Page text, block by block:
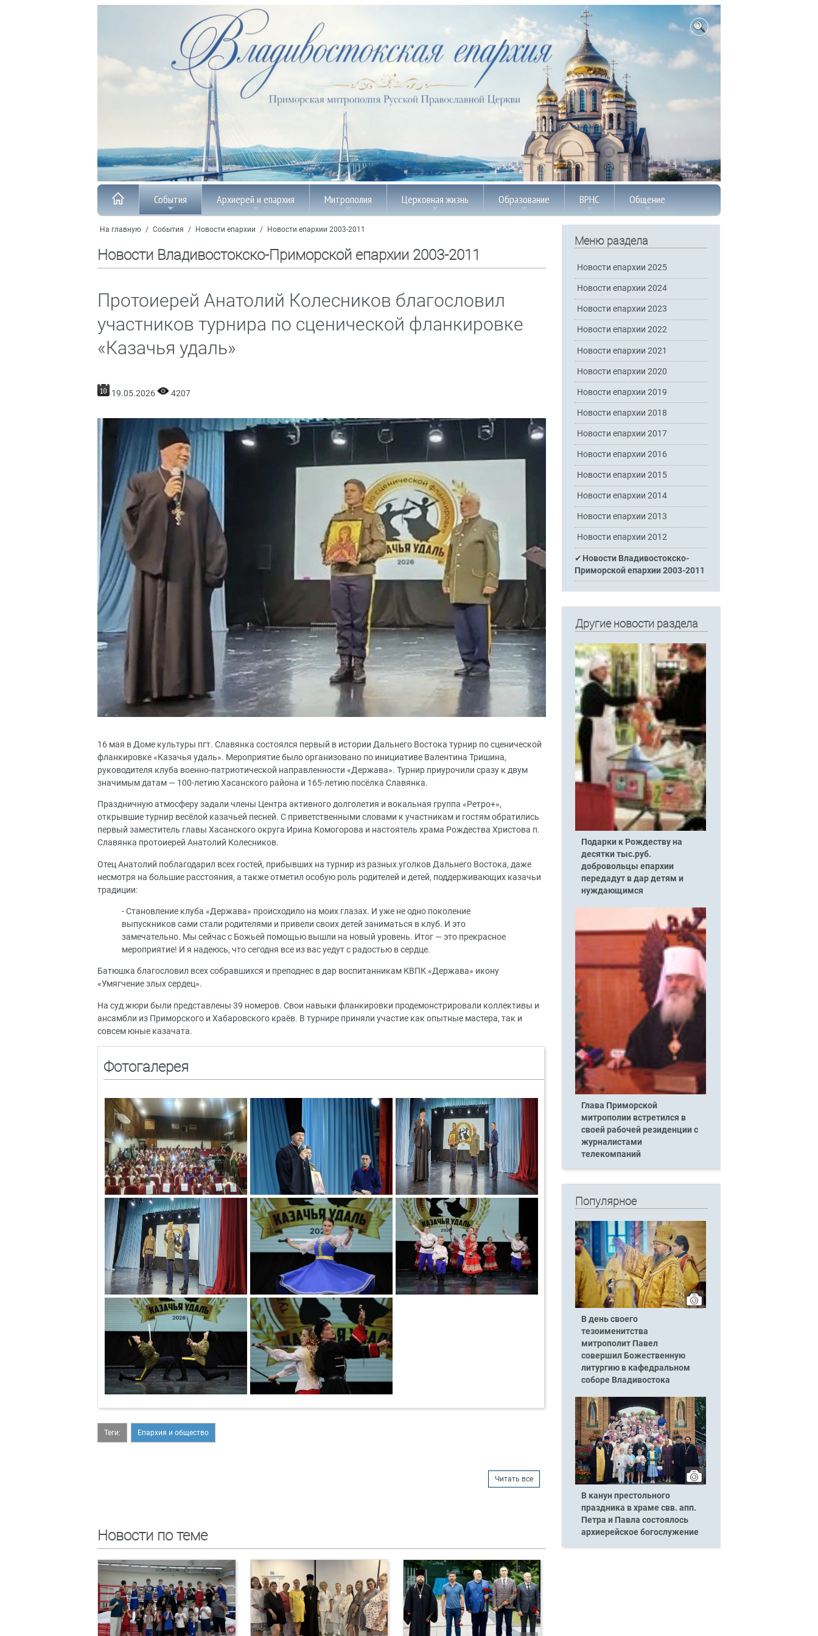
События Архиерей и епархия Митрополия Церковная жизнь Образование ВРНС Общение
На главную / События / Новости епархии / Новости епархии 2003-2011
Новости Владивостокско-Приморской епархии 2003-2011
Протоиерей Анатолий Колесников благословил
участников турнира по сценической фланкировке
«Казачья удаль»
19.05.2026 4207
16 мая в Доме культуры пгт. Славянка состоялся первый в истории Дальнего Востока турнир по сценической
фланкировке «Казачья удаль». Мероприятие было организовано по инициативе Валентина Тришина,
руководителя клуба военно-патриотической направленности «Держава». Турнир приурочили сразу к двум
значимым датам — 100-летию Хасанского района и 165-летию посёлка Славянка.
Праздничную атмосферу задали члены Центра активного долголетия и вокальная группа «Ретро+»,
открывшие турнир весёлой казачьей песней. С приветственными словами к участникам и гостям обратились
первый заместитель главы Хасанского округа Ирина Комогорова и настоятель храма Рождества Христова п.
Славянка протоиерей Анатолий Колесников.
Отец Анатолий поблагодарил всех гостей, прибывших на турнир из разных уголков Дальнего Востока, даже
несмотря на большие расстояния, а также отметил особую роль родителей и детей, поддерживающих казачьи
традиции:
- Становление клуба «Держава» происходило на моих глазах. И уже не одно поколение
выпускников сами стали родителями и привели своих детей заниматься в клуб. И это
замечательно. Мы сейчас с Божьей помощью вышли на новый уровень. Итог — это прекрасное
мероприятие! И я надеюсь, что сегодня все из вас уедут с радостью в сердце.
Батюшка благословил всех собравшихся и преподнес в дар воспитанникам КВПК «Держава» икону
«Умягчение злых сердец».
На суд жюри были представлены 39 номеров. Свои навыки фланкировки продемонстрировали коллективы и
ансамбли из Приморского и Хабаровского краёв. В турнире приняли участие как опытные мастера, так и
совсем юные казачата.
Фотогалерея
Теги: Епархия и общество
Читать все
Новости по теме
Меню раздела
Новости епархии 2025
Новости епархии 2024
Новости епархии 2023
Новости епархии 2022
Новости епархии 2021
Новости епархии 2020
Новости епархии 2019
Новости епархии 2018
Новости епархии 2017
Новости епархии 2016
Новости епархии 2015
Новости епархии 2014
Новости епархии 2013
Новости епархии 2012
Новости Владивостокско-
Приморской епархии 2003-2011
Другие новости раздела
Подарки к Рождеству на
десятки тыс.руб.
добровольцы епархии
передадут в дар детям и
нуждающимся
Глава Приморской
митрополии встретился в
своей рабочей резиденции с
журналистами
телекомпаний
Популярное
В день своего
тезоименитства
митрополит Павел
совершил Божественную
литургию в кафедральном
соборе Владивостока
В канун престольного
праздника в храме свв. апп.
Петра и Павла состоялось
архиерейское богослужение